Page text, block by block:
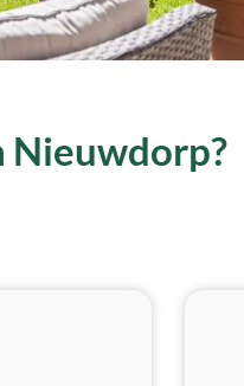
Nieuwdorp?